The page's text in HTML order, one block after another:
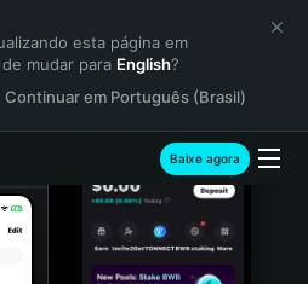
esta página em
mudar para English?
Continuar em Português (Brasil)
Baixe agora